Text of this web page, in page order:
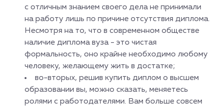
с отличным знанием своего дела не принимали
на работу лишь по причине отсутствия диплома.
Несмотря на то, что в современном обществе
наличие диплома вуза - это чистая
формальность, оно крайне необходимо любому
человеку, желающему жить в достатке;
во-вторых, решив купить диплом о высшем
образовании вы, можно сказать, меняетесь
ролями с работодателями. Вам больше совсем